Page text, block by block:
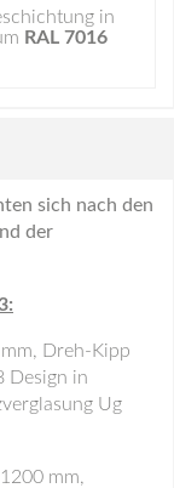
in
RAL 7016
sich nach den
der
Dreh-Kipp
Design in
Ug
mm,